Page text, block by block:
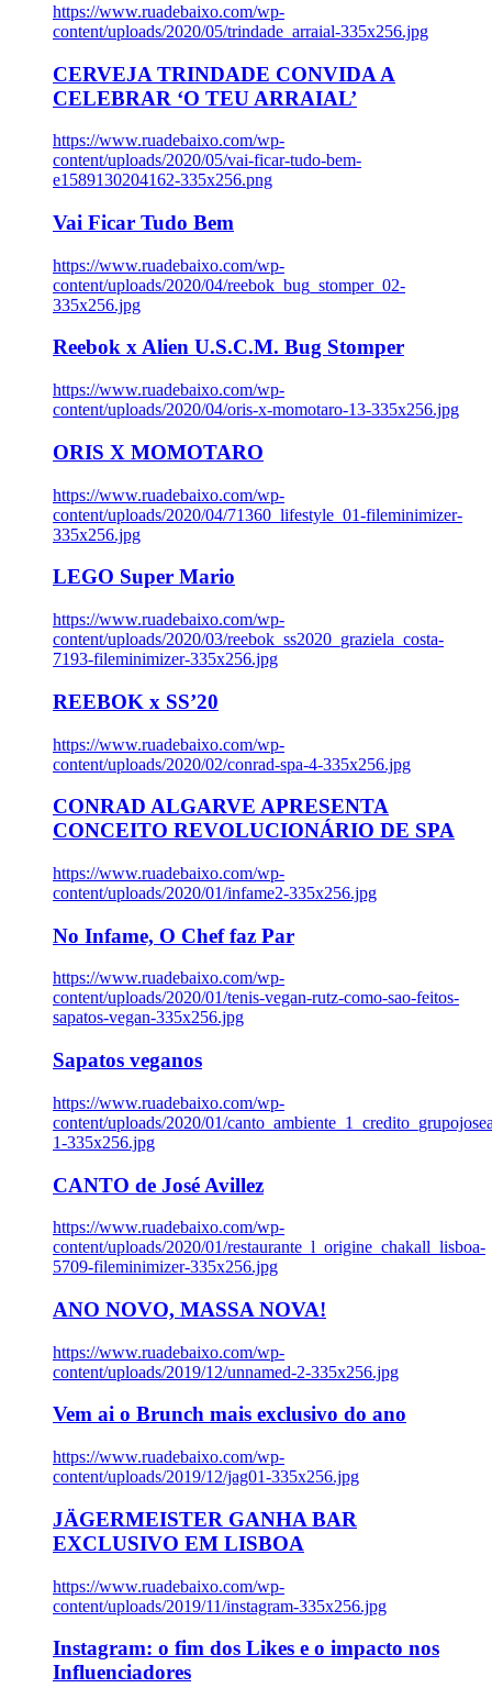
https://www.ruadebaixo.com/wp-
content/uploads/2020/05/trindade_arraial-335x256.jpg
CERVEJA TRINDADE CONVIDA A
CELEBRAR ‘O TEU ARRAIAL’
https://www.ruadebaixo.com/wp-
content/uploads/2020/05/vai-ficar-tudo-bem-
e1589130204162-335x256.png
Vai Ficar Tudo Bem
https://www.ruadebaixo.com/wp-
content/uploads/2020/04/reebok_bug_stomper_02-
335x256.jpg
Reebok x Alien U.S.C.M. Bug Stomper
https://www.ruadebaixo.com/wp-
content/uploads/2020/04/oris-x-momotaro-13-335x256.jpg
ORIS X MOMOTARO
https://www.ruadebaixo.com/wp-
content/uploads/2020/04/71360_lifestyle_01-fileminimizer-
335x256.jpg
LEGO Super Mario
https://www.ruadebaixo.com/wp-
content/uploads/2020/03/reebok_ss2020_graziela_costa-
7193-fileminimizer-335x256.jpg
REEBOK x SS’20
https://www.ruadebaixo.com/wp-
content/uploads/2020/02/conrad-spa-4-335x256.jpg
CONRAD ALGARVE APRESENTA
CONCEITO REVOLUCIONÁRIO DE SPA
https://www.ruadebaixo.com/wp-
content/uploads/2020/01/infame2-335x256.jpg
No Infame, O Chef faz Par
https://www.ruadebaixo.com/wp-
content/uploads/2020/01/tenis-vegan-rutz-como-sao-feitos-
sapatos-vegan-335x256.jpg
Sapatos veganos
https://www.ruadebaixo.com/wp-
content/uploads/2020/01/
1-335x256.jpg
CANTO de José Avillez
https://www.ruadebaixo.com/wp-
content/uploads/2020/01/restaurante_l_origine_chakall_lisboa-
5709-fileminimizer-335x256.jpg
ANO NOVO, MASSA NOVA!
https://www.ruadebaixo.com/wp-
content/uploads/2019/12/unnamed-2-335x256.jpg
Vem ai o Brunch mais exclusivo do ano
https://www.ruadebaixo.com/wp-
content/uploads/2019/12/jag01-335x256.jpg
JÄGERMEISTER GANHA BAR
EXCLUSIVO EM LISBOA
https://www.ruadebaixo.com/wp-
content/uploads/2019/11/instagram-335x256.jpg
Instagram: o fim dos Likes e o impacto nos
Influenciadores